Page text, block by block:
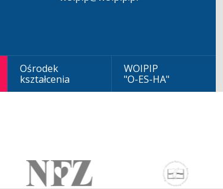
Ośrodek
kształcenia
WOIPIP
"O-ES-HA"